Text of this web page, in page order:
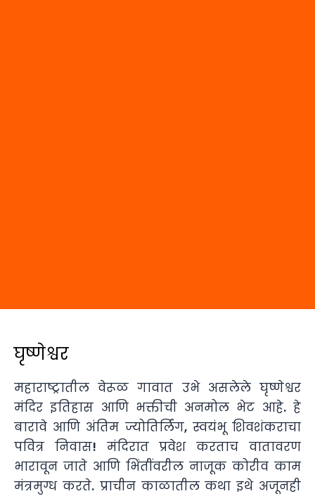
घृष्णेश्वर
महाराष्ट्रातील वेरूळ गावात उभे असलेले घृष्णेश्वर
मंदिर इतिहास आणि भक्तीची अनमोल भेट आहे. हे
बारावे आणि अंतिम ज्योतिर्लिंग, स्वयंभू शिवशंकराचा
पवित्र निवास! मंदिरात प्रवेश करताच वातावरण
भारावून जाते आणि भिंतींवरील नाजूक कोरीव काम
मंत्रमुग्ध करते. प्राचीन काळातील कथा इथे अजूनही